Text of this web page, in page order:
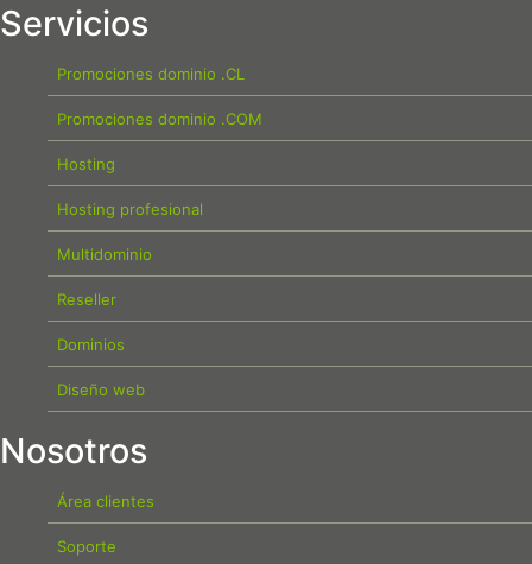
Servicios
Promociones dominio .CL
Promociones dominio .COM
Hosting
Hosting profesional
Multidominio
Reseller
Dominios
Diseño web
Nosotros
Área clientes
Soporte